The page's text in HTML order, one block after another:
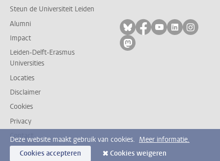
Steun de Universiteit Leiden
Alumni
Impact
Leiden-Delft-Erasmus
Universities
Locaties
Disclaimer
Cookies
Privacy
Contact
Volg ons op bluesky
Volg ons op
Volg ons op
Volg ons
Volg
Volg ons op mastodon
Deze website maakt gebruik van cookies. Meer informatie.
Cookies accepteren
Cookies weigeren